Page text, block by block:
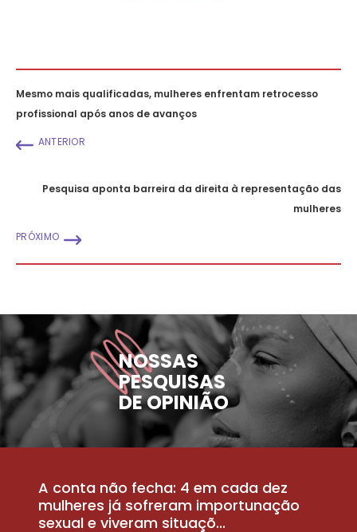
Mesmo mais qualificadas, mulheres enfrentam retrocesso
profissional após anos de avanços
ANTERIOR
Pesquisa aponta barreira da direita à representação das
mulheres
PRÓXIMO
NOSSAS
PESQUISAS
DE OPINIÃO
A conta não fecha: 4 em cada dez
mulheres já sofreram importunação
sexual e viveram situaçõ...